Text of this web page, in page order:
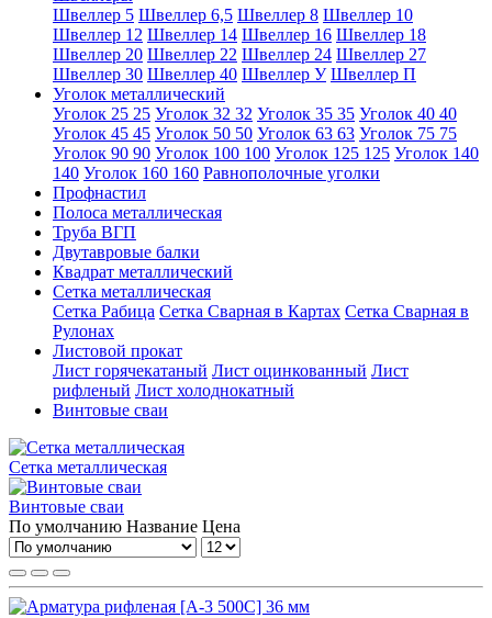
Швеллер 5 Швеллер 6,5 Швеллер 8 Швеллер 10
Швеллер 12 Швеллер 14 Швеллер 16 Швеллер 18
Швеллер 20 Швеллер 22 Швеллер 24 Швеллер 27
Швеллер 30 Швеллер 40 Швеллер У Швеллер П
Уголок металлический
Уголок 25 25 Уголок 32 32 Уголок 35 35 Уголок 40 40
Уголок 45 45 Уголок 50 50 Уголок 63 63 Уголок 75 75
Уголок 90 90 Уголок 100 100 Уголок 125 125 Уголок 140
140 Уголок 160 160 Равнополочные уголки
Профнастил
Полоса металлическая
Труба ВГП
Двутавровые балки
Квадрат металлический
Сетка металлическая
Сетка Рабица Сетка Сварная в Картах Сетка Сварная в
Рулонах
Листовой прокат
Лист горячекатаный Лист оцинкованный Лист
рифленый Лист холоднокатный
Винтовые сваи
Сетка металлическая
Винтовые сваи
По умолчанию Название Цена